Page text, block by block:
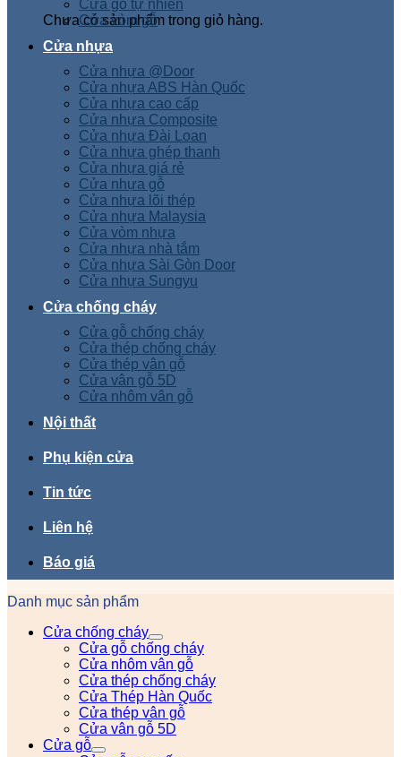
Chưa có sản phẩm trong giỏ hàng.
Cửa gỗ tự nhiên
Cửa vòm gỗ
Cửa nhựa
Cửa nhựa @Door
Cửa nhựa ABS Hàn Quốc
Cửa nhựa cao cấp
Cửa nhựa Composite
Cửa nhựa Đài Loan
Cửa nhựa ghép thanh
Cửa nhựa giá rẻ
Cửa nhựa gỗ
Cửa nhựa lõi thép
Cửa nhựa Malaysia
Cửa vòm nhựa
Cửa nhựa nhà tắm
Cửa nhựa Sài Gòn Door
Cửa nhựa Sungyu
Cửa chống cháy
Cửa gỗ chống cháy
Cửa thép chống cháy
Cửa thép vân gỗ
Cửa vân gỗ 5D
Cửa nhôm vân gỗ
Nội thất
Phụ kiện cửa
Tin tức
Liên hệ
Báo giá
Danh mục sản phẩm
Cửa chống cháy
Cửa gỗ chống cháy
Cửa nhôm vân gỗ
Cửa thép chống cháy
Cửa Thép Hàn Quốc
Cửa thép vân gỗ
Cửa vân gỗ 5D
Cửa gỗ